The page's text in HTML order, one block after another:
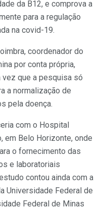
da B12, e comprova a
para a regulação
na covid-19.
coordenador do
por conta própria,
vez que a pesquisa só
a normalização de
pela doença.
com o Hospital
em Belo Horizonte, onde
o fornecimento das
e laboratoriais
contou ainda com a
Universidade Federal de
Federal de Minas